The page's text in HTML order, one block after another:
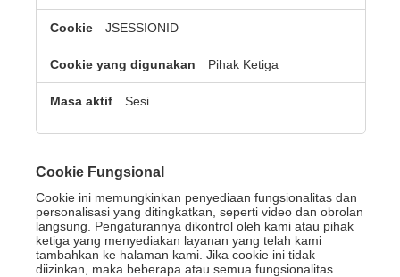
JSESSIONID
Pihak Ketiga
Sesi
Cookie Fungsional
Cookie ini memungkinkan penyediaan fungsionalitas dan
personalisasi yang ditingkatkan, seperti video dan obrolan
langsung. Pengaturannya dikontrol oleh kami atau pihak
ketiga yang menyediakan layanan yang telah kami
tambahkan ke halaman kami. Jika cookie ini tidak
diizinkan, maka beberapa atau semua fungsionalitas